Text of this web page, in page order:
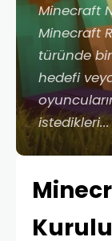
Minecraft
Minecraft
türünde
hedefi
istedikleri...